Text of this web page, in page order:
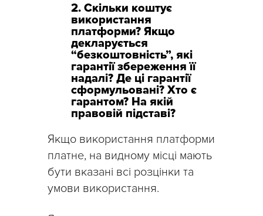
2. Скільки коштує
використання
платформи? Якщо
декларується
“безкоштовність”, які
гарантії збереження її
надалі? Де ці гарантії
сформульовані? Хто є
гарантом? На якій
правовій підставі?
Якщо використання платформи
платне, на видному місці мають
бути вказані всі розцінки та
умови використання.